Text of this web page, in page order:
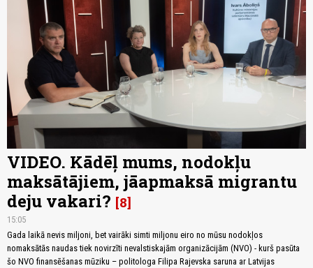
VIDEO. Kādēļ mums, nodokļu
maksātājiem, jāapmaksā migrantu
deju vakari? 8
15:05
Gada laikā nevis miljoni, bet vairāki simti miljonu eiro no mūsu nodokļos
nomaksātās naudas tiek novirzīti nevalstiskajām organizācijām (NVO) - kurš pasūta
šo NVO finansēšanas mūziku – politologa Filipa Rajevska saruna ar Latvijas